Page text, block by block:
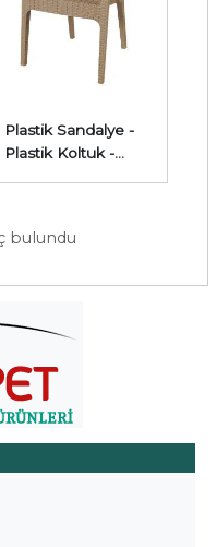
Plastik Sandalye -
Plastik Koltuk -
bulundu